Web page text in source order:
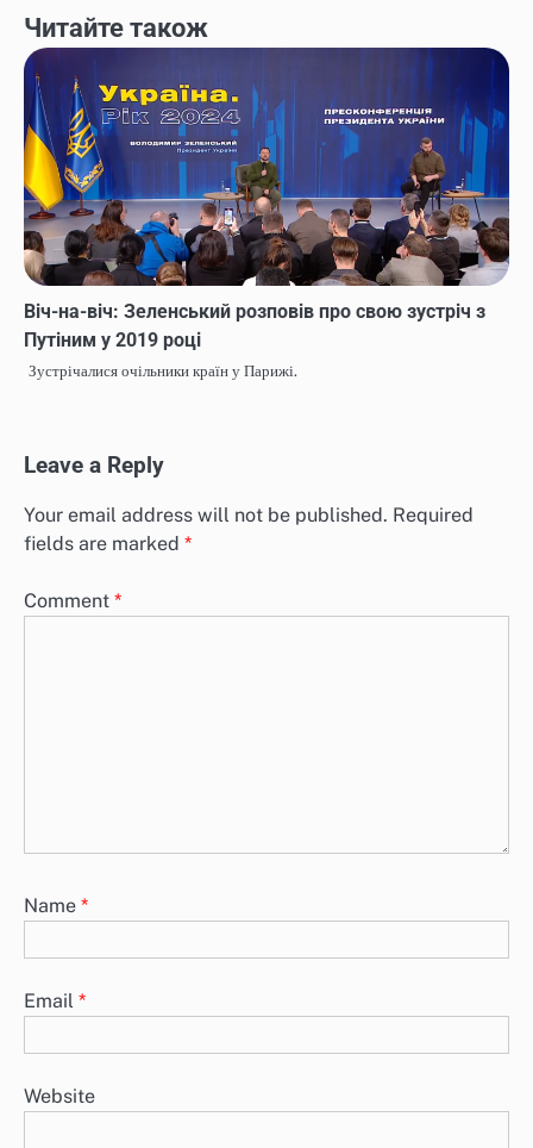
Читайте також
Віч-на-віч: Зеленський розповів про свою зустріч з
Путіним у 2019 році
Зустрічалися очільники країн у Парижі.
Leave a Reply
Your email address will not be published. Required
fields are marked *
Comment *
Name *
Email *
Website